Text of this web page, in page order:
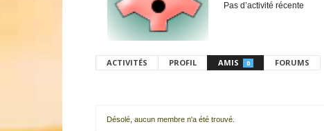
Pas d’activité récente
ACTIVITÉS PROFIL AMIS 0 FORUMS
Désolé, aucun membre n'a été trouvé.